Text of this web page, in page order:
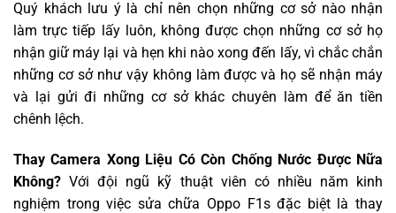
Quý khách lưu ý là chỉ nên chọn những cơ sở nào nhận
làm trực tiếp lấy luôn, không được chọn những cơ sở họ
nhận giữ máy lại và hẹn khi nào xong đến lấy, vì chắc chắn
những cơ sở như vậy không làm được và họ sẽ nhận máy
và lại gửi đi những cơ sở khác chuyên làm để ăn tiền
chênh lệch.
Thay Camera Xong Liệu Có Còn Chống Nước Được Nữa
Không? Với đội ngũ kỹ thuật viên có nhiều năm kinh
nghiệm trong việc sửa chữa Oppo F1s đặc biệt là thay